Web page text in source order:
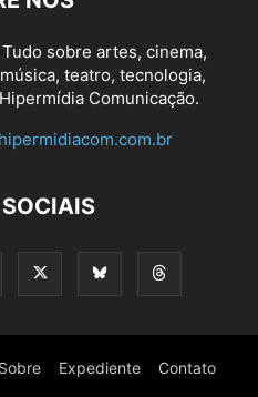
sobre artes, cinema,
teatro, tecnologia,
Comunicação.
SOCIAIS
Sobre Expediente Contato